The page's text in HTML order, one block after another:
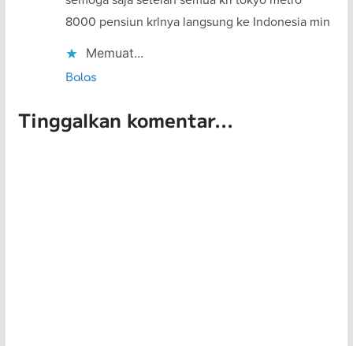
8000 pensiun krlnya langsung ke Indonesia min
Memuat...
Balas
Tinggalkan komentar...